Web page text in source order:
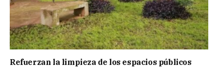
Refuerzan la limpieza de los espacios públicos